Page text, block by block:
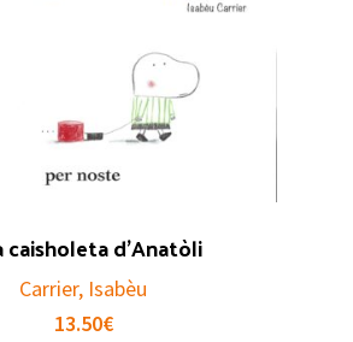
caisholeta d’Anatòli
Carrier, Isabèu
13.50€